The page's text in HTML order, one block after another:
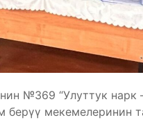
№369 “Улуттук нарк
берүү мекемелеринин